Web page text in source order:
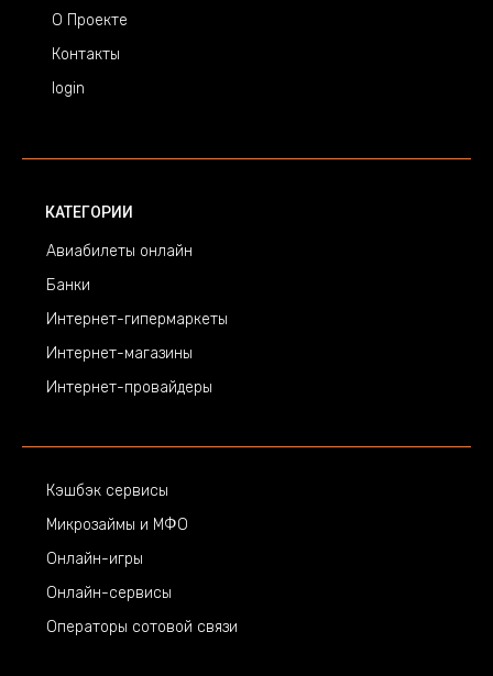
О Проекте
Контакты
login
КАТЕГОРИИ
Авиабилеты онлайн
Банки
Интернет-гипермаркеты
Интернет-магазины
Интернет-провайдеры
Кэшбэк сервисы
Микрозаймы и МФО
Онлайн-игры
Онлайн-сервисы
Операторы сотовой связи